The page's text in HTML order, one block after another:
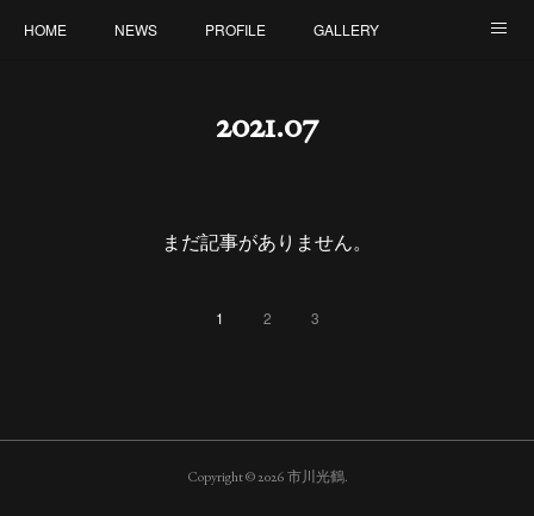
HOME NEWS PROFILE GALLERY
2021.07
まだ記事がありません。
1 2 3
Copyright ©2026市川光鶴.